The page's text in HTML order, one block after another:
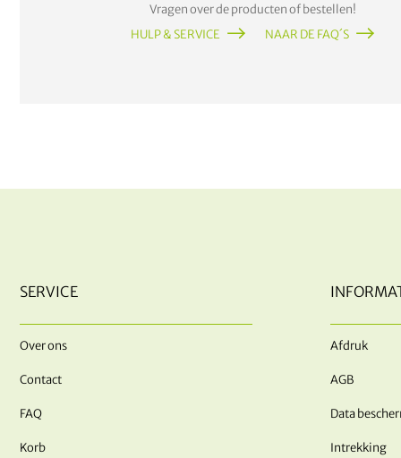
Vragen over de producten of bestellen!
HULP & SERVICE
NAAR DE FAQ´S
SERVICE
Over ons
Contact
FAQ
Korb
Afdruk
AGB
Data
Intrekking